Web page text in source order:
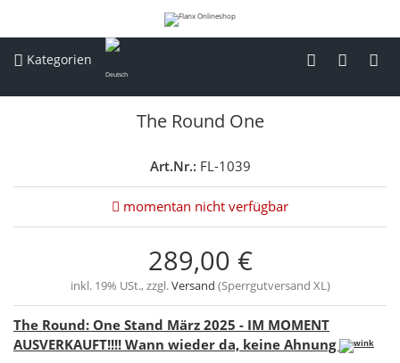
Kategorien
The Round One
Art.Nr.: FL-1039
momentan nicht verfügbar
289,00 €
inkl. 19% USt., zzgl.Versand (Sperrgutversand XL)
The Round: One Stand März2025 - IM MOMENT
AUSVERKAUFT!!!! Wann wieder da, keine Ahnung